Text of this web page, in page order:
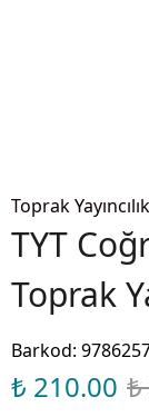
Toprak Yayıncılık
TYT
Toprak
Barkod:
₺ 210.00 ₺